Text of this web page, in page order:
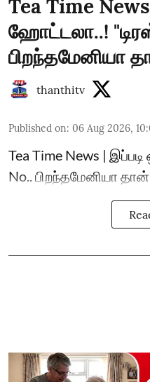
Tea Time News
ஹோட்டலா..!
பிறந்தமேனியா
thanthitv
Published on: 06 Aug 2026,
Tea Time News |
No.. பிறந்தமேனியா